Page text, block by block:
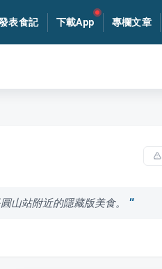
表食記 下載App 專欄文章
山站附近的隱藏版美食。